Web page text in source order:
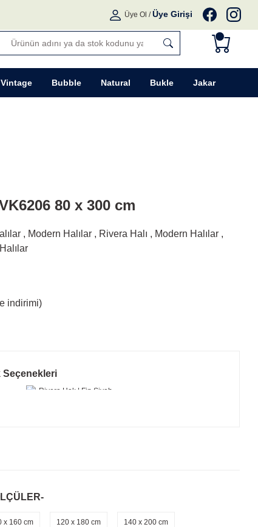
Üye Ol / Üye Girişi
Vintage Bubble Natural Bukle Jakar
80 x 300 cm
, Modern Halılar , Rivera Halı , Modern Halılar ,
indirimi)
Seçenekleri
x 160 cm 120 x 180 cm 140 x 200 cm